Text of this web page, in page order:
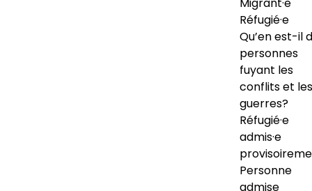
Réfugié·e
Qu’en est-il
personnes
fuyant les
conflits et les
guerres?
Réfugié·e
admis·e
Personne
admise